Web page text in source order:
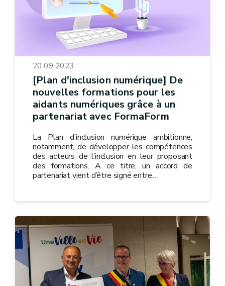
20.09.2023
[Plan d'inclusion numérique] De
nouvelles formations pour les
aidants numériques grâce à un
partenariat avec FormaForm
La Plan d’inclusion numérique ambitionne,
notamment, de développer les compétences
des acteurs de l’inclusion en leur proposant
des formations. A ce titre, un accord de
partenariat vient d’être signé entre...